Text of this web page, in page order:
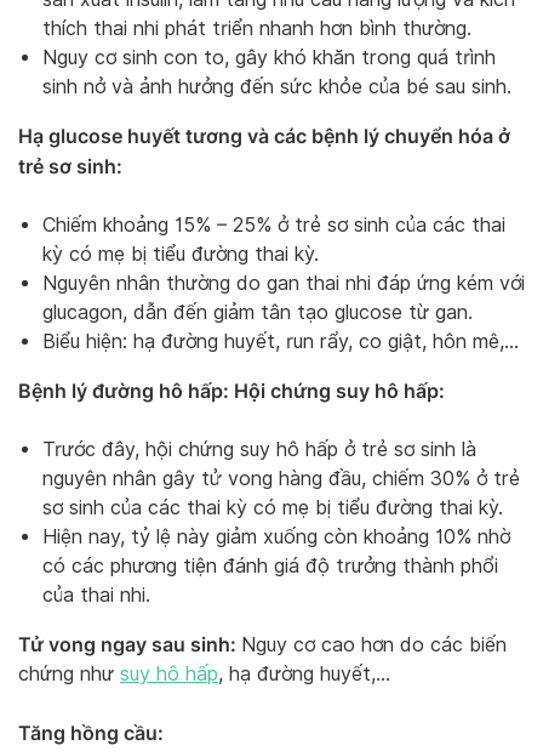
thích thai nhi phát triển nhanh hơn bình thường.
Nguy cơ sinh con to, gây khó khăn trong quá trình
sinh nở và ảnh hưởng đến sức khỏe của bé sau sinh.
Hạ glucose huyết tương và các bệnh lý chuyển hóa ở
trẻ sơ sinh:
Chiếm khoảng 15% – 25% ở trẻ sơ sinh của các thai
kỳ có mẹ bị tiểu đường thai kỳ.
Nguyên nhân thường do gan thai nhi đáp ứng kém với
glucagon, dẫn đến giảm tân tạo glucose từ gan.
Biểu hiện: hạ đường huyết, run rẩy, co giật, hôn mê,…
Bệnh lý đường hô hấp: Hội chứng suy hô hấp:
Trước đây, hội chứng suy hô hấp ở trẻ sơ sinh là
nguyên nhân gây tử vong hàng đầu, chiếm 30% ở trẻ
sơ sinh của các thai kỳ có mẹ bị tiểu đường thai kỳ.
Hiện nay, tỷ lệ này giảm xuống còn khoảng 10% nhờ
có các phương tiện đánh giá độ trưởng thành phổi
của thai nhi.
Tử vong ngay sau sinh: Nguy cơ cao hơn do các biến
chứng như suy hô hấp, hạ đường huyết,…
Tăng hồng cầu: